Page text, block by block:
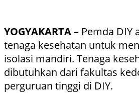
YOGYAKARTA– Pemda
tenaga kesehatan untuk
isolasi mandiri. Tenaga
dibutuhkan dari fakultas
perguruan tinggi di DIY.